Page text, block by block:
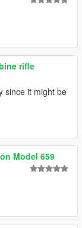
rifle
since it might be
Model 659